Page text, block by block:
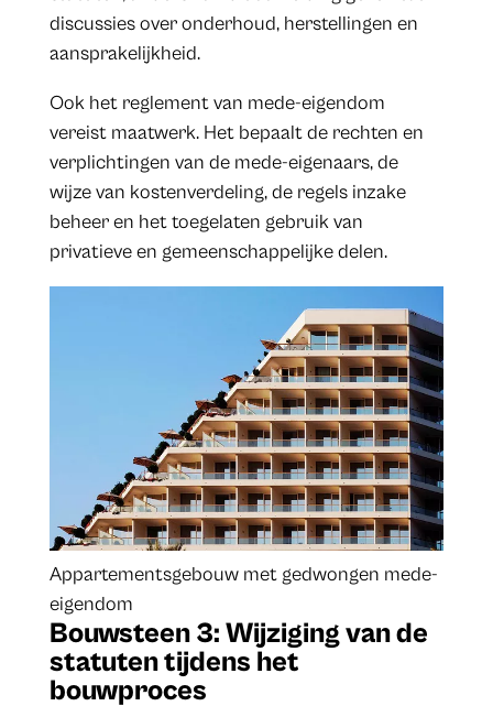
discussies over onderhoud, herstellingen en
aansprakelijkheid.
Ook het reglement van mede-eigendom
vereist maatwerk. Het bepaalt de rechten en
verplichtingen van de mede-eigenaars, de
wijze van kostenverdeling, de regels inzake
beheer en het toegelaten gebruik van
privatieve en gemeenschappelijke delen.
Appartementsgebouw met gedwongen mede-
eigendom
Bouwsteen 3: Wijziging van de
statuten tijdens het
bouwproces